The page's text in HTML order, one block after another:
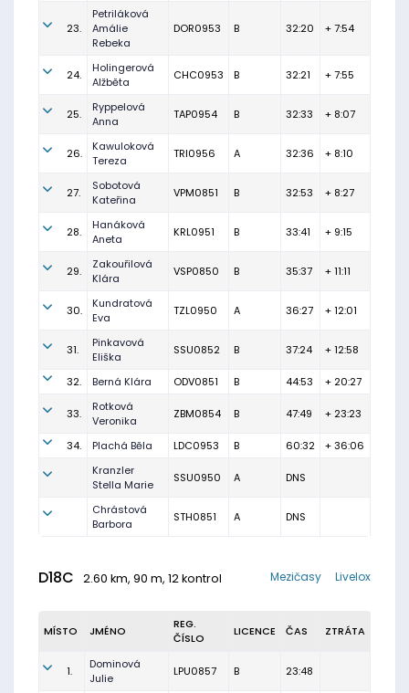
23.
Petriláková
Amálie
Rebeka
DOR0953 B 32:20 + 7:54
24.
Holingerová
Alžběta
CHC0953 B 32:21 + 7:55
25.
Ryppelová
Anna
TAP0954 B 32:33 + 8:07
26.
Kawuloková
Tereza
TRI0956 A 32:36 + 8:10
27.
Sobotová
Kateřina
VPM0851 B 32:53 + 8:27
28.
Hanáková
Aneta
KRL0951 B 33:41 + 9:15
29.
Zakouřilová
Klára
VSP0850 B 35:37 + 11:11
30.
Kundratová
Eva
TZL0950 A 36:27 + 12:01
31.
Pinkavová
Eliška
SSU0852 B 37:24 + 12:58
32. Berná Klára ODV0851 B 44:53 + 20:27
33.
Rotková
Veronika
ZBM0854 B 47:49 + 23:23
34. Plachá Běla LDC0953 B 60:32
+ 36:06
Kranzler
Stella Marie
SSU0950 A DNS
Chrástová
Barbora
STH0851 A DNS
D18C 2.60 km, 90 m, 12 kontrol Livelox
Mezičasy
MÍSTO JMÉNO
REG.
ČÍSLO
LICENCE ČAS ZTRÁTA
1.
Dominová
Julie
LPU0857 B 23:48